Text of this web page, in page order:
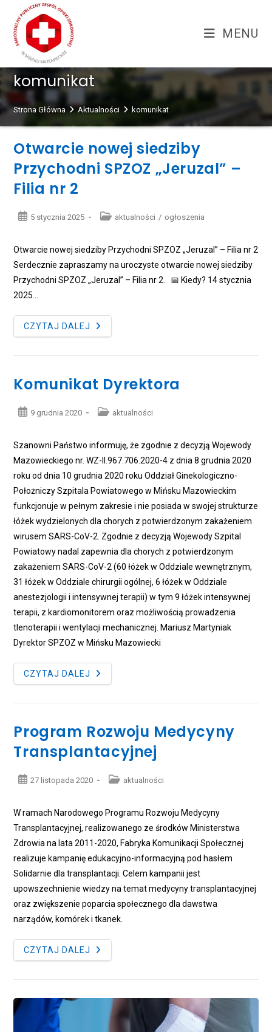
treści
content
MENU
komunikat
Strona Główna Aktualności komunikat
Otwarcie nowej siedziby
Przychodni SPZOZ „Jeruzal” –
Filia nr 2
Post5 stycznia 2025
Postaktualności / ogłoszenia
Otwarcie nowej siedziby Przychodni SPZOZ „Jeruzal” – Filia nr 2
Serdecznie zapraszamy na uroczyste otwarcie nowej siedziby
Przychodni SPZOZ „Jeruzal” – Filia nr 2. 📅 Kiedy? 14 stycznia
2025…
CZYTAJ DALEJ OTWARCIE
NOWEJ
FILIA
Komunikat Dyrektora
Post9 grudnia 2020
Postaktualności
Szanowni Państwo informuję, że zgodnie z decyzją Wojewody
Mazowieckiego nr. WZ-II.967.706.2020-4 z dnia 8 grudnia 2020
roku od dnia 10 grudnia 2020 roku Oddział Ginekologiczno-
Położniczy Szpitala Powiatowego w Mińsku Mazowieckim
funkcjonuje w pełnym zakresie i nie posiada w swojej strukturze
łóżek wydzielonych dla chorych z potwierdzonym zakażeniem
wirusem SARS-CoV-2. Zgodnie z decyzją Wojewody Szpital
Powiatowy nadal zapewnia dla chorych z potwierdzonym
zakażeniem SARS-CoV-2 (60 łóżek w Oddziale wewnętrznym,
31 łóżek w Oddziale chirurgii ogólnej, 6 łóżek w Oddziale
anestezjologii i intensywnej terapii) w tym 9 łóżek intensywnej
terapii, z kardiomonitorem oraz możliwością prowadzenia
tlenoterapii i wentylacji mechanicznej. Mariusz Martyniak
Dyrektor SPZOZ w Mińsku Mazowiecki
CZYTAJ DALEJ KOMUNIKAT
DYREKTORA
Program Rozwoju Medycyny
Transplantacyjnej
Post27 listopada 2020
Postaktualności
W ramach Narodowego Programu Rozwoju Medycyny
Transplantacyjnej, realizowanego ze środków Ministerstwa
Zdrowia na lata 2011-2020, Fabryka Komunikacji Społecznej
realizuje kampanię edukacyjno-informacyjną pod hasłem
Solidarnie dla transplantacji. Celem kampanii jest
upowszechnienie wiedzy na temat medycyny transplantacyjnej
oraz zwiększenie poparcia społecznego dla dawstwa
narządów, komórek i tkanek.
CZYTAJ DALEJ PROGRAM
ROZWOJU